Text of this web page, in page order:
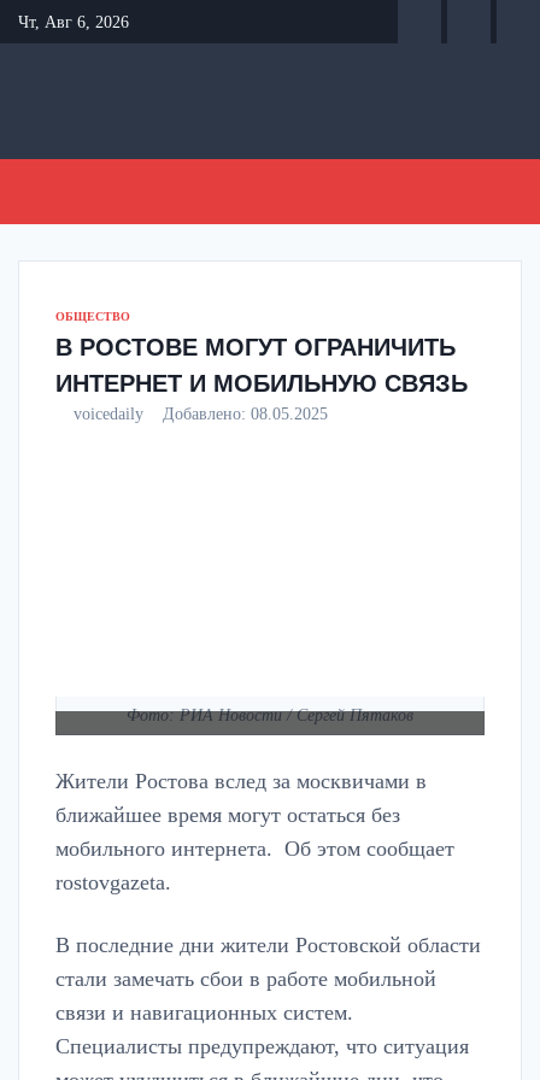
Перейти
к
Чт, Авг 6, 2026
ОБЩЕСТВО
В РОСТОВЕ МОГУТ ОГРАНИЧИТЬ
ИНТЕРНЕТ И МОБИЛЬНУЮ СВЯЗЬ
voicedaily Добавлено: 08.05.2025
Фото: РИА Новости / Сергей Пятаков
Жители Ростова вслед за москвичами в
ближайшее время могут остаться без
мобильного интернета. Об этом сообщает
rostovgazeta.
В последние дни жители Ростовской области
стали замечать сбои в работе мобильной
связи и навигационных систем.
Специалисты предупреждают, что ситуация